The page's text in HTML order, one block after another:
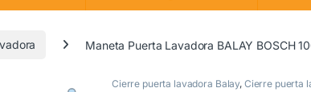
Maneta Puerta Lavadora BALAY BOSCH
Cierre puerta lavadora Balay, Cierre puerta